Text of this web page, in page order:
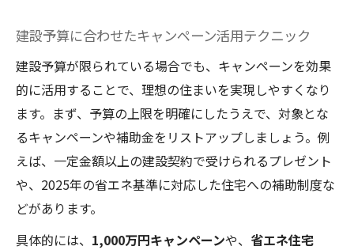
建設予算に合わせたキャンペーン活用テクニック
建設予算が限られている場合でも、キャンペーンを効果
的に活用することで、理想の住まいを実現しやすくなり
ます。まず、予算の上限を明確にしたうえで、対象とな
るキャンペーンや補助金をリストアップしましょう。例
えば、一定金額以上の建設契約で受けられるプレゼント
や、2025年の省エネ基準に対応した住宅への補助制度な
どがあります。
具体的には、 1,000万円キャンペーンや、 省エネ住宅